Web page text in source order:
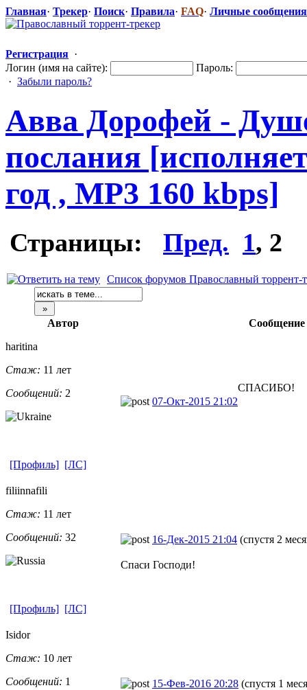
Главная· Трекер· Поиск· Правила· FAQ· Личные сообщения
Регистрация ·
Логин (имя на сайте):
Пароль:
· Забыли пароль?
Авва Дорофей -
послания
год , MP3 160 kbps]
Страницы: Пред. 1, 2
Список форумов Православный торрент-
Автор
Сообщение
haritina
Стаж: 11 лет
Сообщений: 2
07-Окт-2015 21:02
СПАСИБО!
[Профиль] [ЛС]
filiinnafili
Стаж: 11 лет
Сообщений: 32 16-Дек-2015 21:04 (спустя 2
Спаси Господи!
[Профиль] [ЛС]
Isidor
Стаж: 10 лет
Сообщений: 1 15-Фев-2016 20:28 (спустя 1